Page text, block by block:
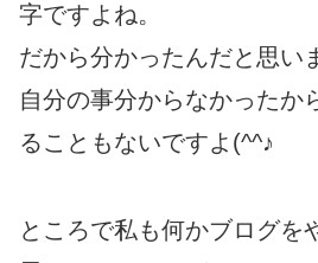
字ですよね。
だから分かったんだと思い
自分の事分からなかったか
ることもないですよ(^^♪
ところで私も何かブログを